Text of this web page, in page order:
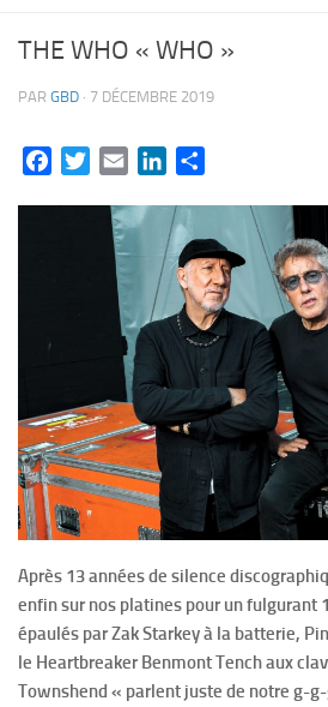
THE WHO « WHO »
PAR GBD · 7 DÉCEMBRE 2019
FacebookTwitterEmail LinkedIn
Après 13 années de silence
enfin sur nos platines pour un fulgurant
épaulés par Zak Starkey à la batterie,
le Heartbreaker Benmont Tench aux
Townshend « parlent juste de notre g-